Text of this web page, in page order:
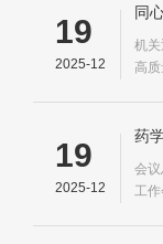
和
19
2025-12
同
谊
机
高
医学
19
2025-12
药
会
工